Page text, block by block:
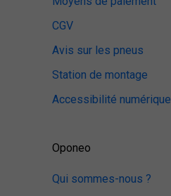
CGV
Avis sur les pneus
Station de montage
Accessibilité numérique
Oponeo
Qui sommes-nous ?